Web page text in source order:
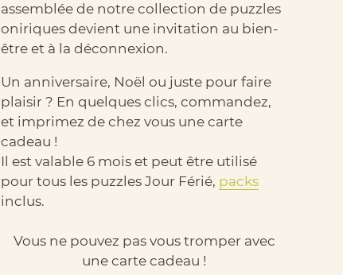
assemblée de notre collection de puzzles
oniriques devient une invitation au bien-
être et à la déconnexion.
Un anniversaire, Noël ou juste pour faire
plaisir ? En quelques clics, commandez,
et imprimez de chez vous une carte
cadeau !
Il est valable 6 mois et peut être utilisé
pour tous les puzzles Jour Férié, packs
inclus.
Vous ne pouvez pas vous tromper avec
une carte cadeau !